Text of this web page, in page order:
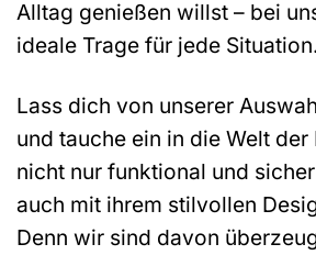
Alltag genießen willst – bei
ideale Trage für jede Situation.
Lass dich von unserer
und tauche ein in die Welt
nicht nur funktional und
auch mit ihrem stilvollen
Denn wir sind davon